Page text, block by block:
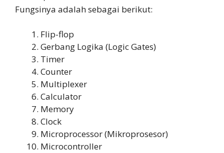
Fungsinya adalah sebagai berikut:
Flip-flop
Gerbang Logika (Logic Gates)
Timer
Counter
Multiplexer
Calculator
Memory
Clock
Microprocessor (Mikroprosesor)
Microcontroller